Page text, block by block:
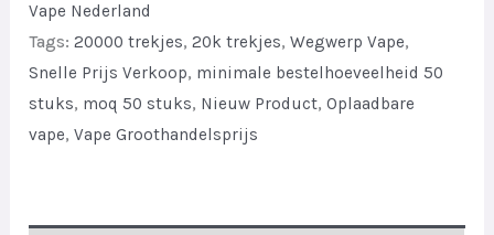
Rechargeable
Wholesale
Vape Nederland
Tags:20000 trekjes,20k trekjes,Wegwerp Vape,
Snelle Prijs Verkoop, minimale bestelhoeveelheid 50
stuks, moq 50 stuks, Nieuw Product,Oplaadbare
vape,Vape Groothandelsprijs